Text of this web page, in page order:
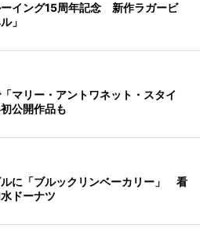
イング15周年記念 新作ラガービ
」
マリー・アントワネット・スタイ
公開作品も
に「ブルックリンベーカリー」 看
ドーナツ